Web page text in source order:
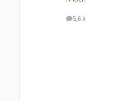
5,6 k
messages